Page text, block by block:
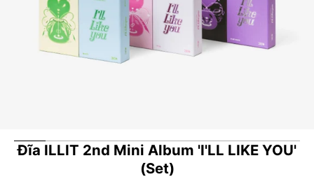
gallery
view
Đĩa ILLIT 2nd Mini Album 'I'LL LIKE YOU'
(Set)